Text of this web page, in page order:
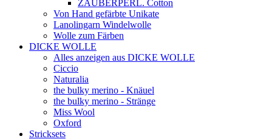
ZAUBERPERL. Cotton
Von Hand gefärbte Unikate
Lanolingarn Windelwolle
Wolle zum Färben
DICKE WOLLE
Alles anzeigen aus DICKE WOLLE
Ciccio
Naturalia
the bulky merino - Knäuel
the bulky merino - Stränge
Miss Wool
Oxford
Stricksets